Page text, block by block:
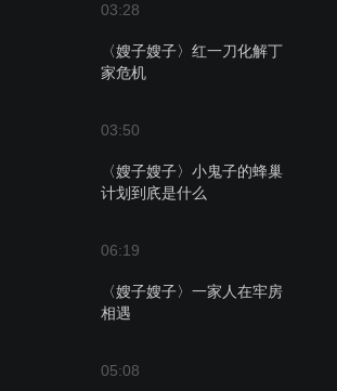
03:28
〈嫂子嫂子〉红一刀化解丁
家危机
03:50
〈嫂子嫂子〉小鬼子的蜂巢
计划到㡳是什么
06:19
〈嫂子嫂子〉一家人在牢房
相遇
05:08